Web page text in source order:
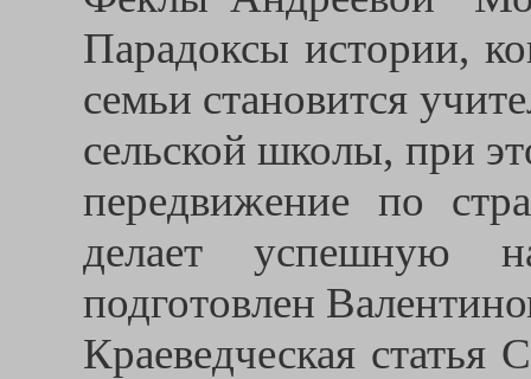
Парадоксы истории,
семьи становится
сельской школы, при
передвижение по
делает успешную
подготовлен
Краеведческая статья